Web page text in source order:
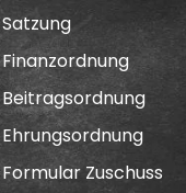
Satzung
Finanzordnung
Beitragsordnung
Ehrungsordnung
Formular Zuschuss